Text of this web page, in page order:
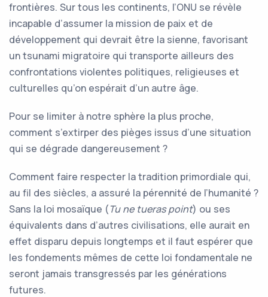
frontières. Sur tous les continents, l’ONU se révèle
incapable d’assumer la mission de paix et de
développement qui devrait être la sienne, favorisant
un tsunami migratoire qui transporte ailleurs des
confrontations violentes politiques, religieuses et
culturelles qu’on espérait d’un autre âge.
Pour se limiter à notre sphère la plus proche,
comment s’extirper des pièges issus d’une situation
qui se dégrade dangereusement ?
Comment faire respecter la tradition primordiale qui,
au fil des siècles, a assuré la pérennité de l’humanité ?
Sans la loi mosaïque (Tu ne tueras point) ou ses
équivalents dans d’autres civilisations, elle aurait en
effet disparu depuis longtemps et il faut espérer que
les fondements mêmes de cette loi fondamentale ne
seront jamais transgressés par les générations
futures.